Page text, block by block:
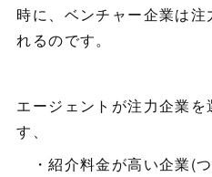
時に、ベンチャー企業は
れるのです。
エージェントが注力企業
す、
・紹介料金が高い企業(